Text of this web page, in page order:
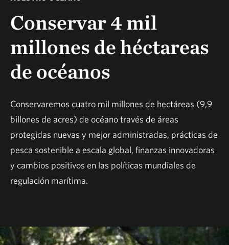
Conservar 4 mil
millones de héctareas
de océanos
Conservaremos cuatro mil millones de hectáreas (9,9
billones de acres) de océano través de áreas
protegidas nuevas y mejor administradas, prácticas de
pesca sostenible a escala global, finanzas innovadoras
y cambios positivos en las políticas mundiales de
regulación marítima.